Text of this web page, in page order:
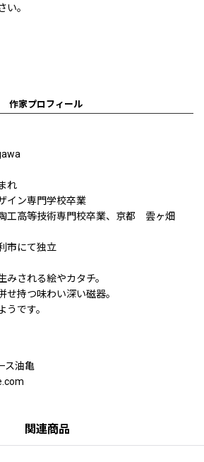
い。
作家プロフィール
れ
イン専門学校卒業
工高等技術専門校卒業、京都 雲ヶ畑
市にて独立
される絵やカタチ。
せ持つ味わい深い磁器。
うです。
ス油亀
関連商品